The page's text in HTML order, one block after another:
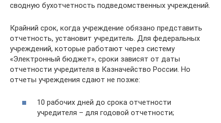
сводную бухотчетность подведомственных учреждений.
Крайний срок, когда учреждение обязано представить
отчетность, установит учредитель. Для федеральных
учреждений, которые работают через систему
«Электронный бюджет», сроки зависят от даты
отчетности учредителя в Казначейство России. Но
отчеты учреждения сдают не позже:
10 рабочих дней до срока отчетности
учредителя – для годовой отчетности;